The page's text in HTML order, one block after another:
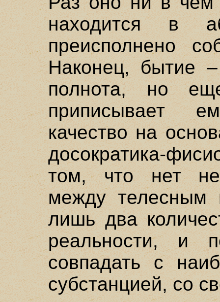
находится в
преисполнено
Наконец, бытие
полнота, но
приписывает
качество на
досократика-
том, что нет
между телесным
лишь два
реальности, и
совпадать с
субстанцией, со